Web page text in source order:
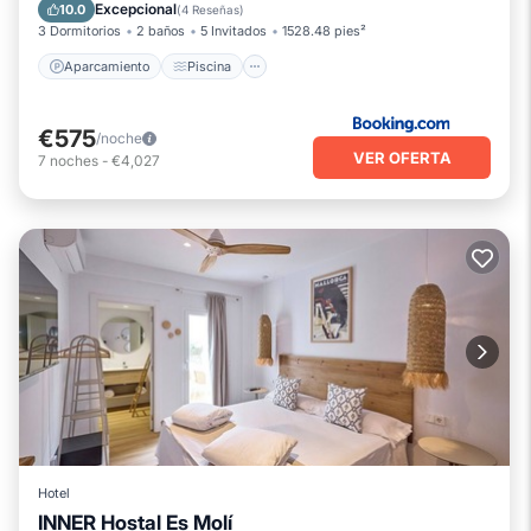
10.0 Excepcional(4 Reseñas)
3 Dormitorios 2 baños 5 Invitados 1528.48 pies²
Aparcamiento Piscina
€575/noche
7 noches - €4,027 VER OFERTA
Hotel
INNER Hostal Es Molí